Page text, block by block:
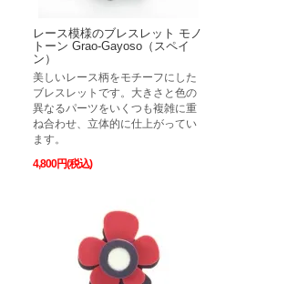
レース模様のブレスレット モノ
トーン Grao-Gayoso（スペイ
ン）
美しいレース柄をモチーフにした
ブレスレットです。大きさと色の
異なるパーツをいくつも複雑に重
ね合わせ、立体的に仕上がってい
ます。
4,800円(税込)